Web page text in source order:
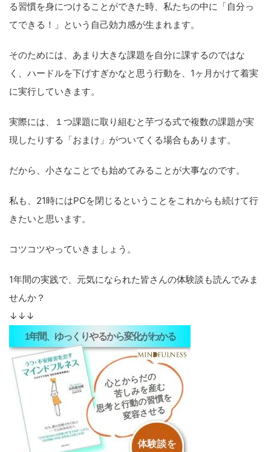
る習慣を身につけることができた時、私たちの中に「自分っ
てできる！」という自己効力感が生まれます。
そのためには、あまり大きな課題を自分に課するのではな
く、ハードルを下げすぎかなと思う行動を、1ヶ月かけて着実
に実行していきます。
実際には、１つ課題に取り組むと芋づる式で複数の課題が実
現したりする「おまけ」がついてくる場合もあります。
だから、小さなことでも始めてみることが大事なのです。
私も、21時にはPCを閉じるということをこれからも続けて行
きたいと思います。
コツコツやっていきましょう。
1年間の実践で、元気になられた皆さんの体験談も読んでみま
せんか？
↓↓↓